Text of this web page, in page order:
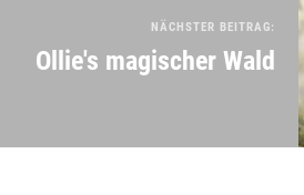
NÄCHSTER BEITRAG:
Ollie's magischer Wald